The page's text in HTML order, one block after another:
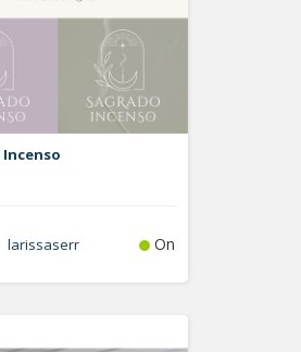
larissaserr On